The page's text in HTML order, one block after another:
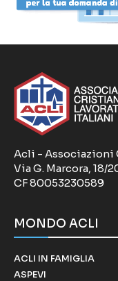
Acli - Associazioni
Via G. Marcora, 18/
CF 80053230589
MONDO ACLI
ACLI IN FAMIGLIA
ASPEVI